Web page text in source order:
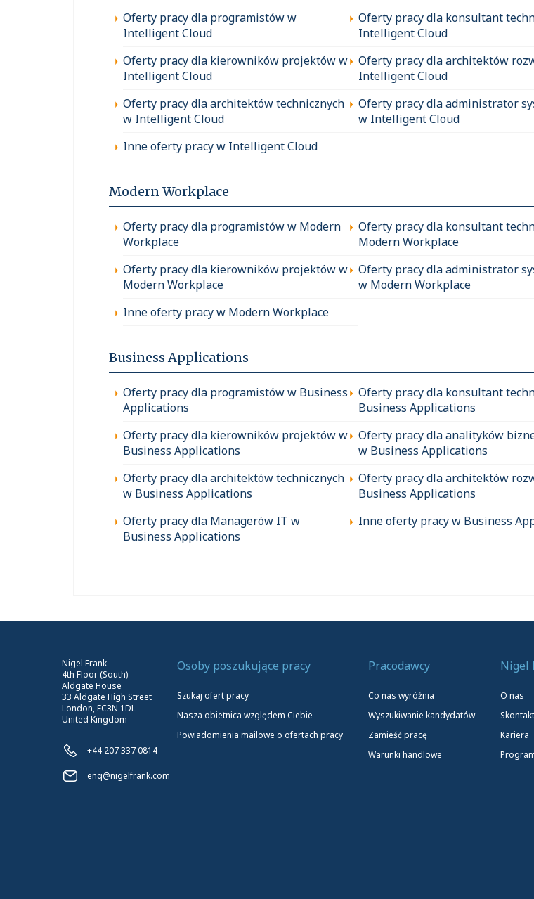
Oferty pracy dla programistów w
Intelligent Cloud
Oferty pracy dla konsultant
Intelligent Cloud
Oferty pracy dla kierowników projektów w
Intelligent Cloud
Oferty pracy dla architektów
Intelligent Cloud
Oferty pracy dla architektów technicznych
w Intelligent Cloud
Oferty pracy dla administrator
w Intelligent Cloud
Inne oferty pracy w Intelligent Cloud
Modern Workplace
Oferty pracy dla programistów w Modern
Workplace
Oferty pracy dla konsultant
Modern Workplace
Oferty pracy dla kierowników projektów w
Modern Workplace
Oferty pracy dla administrator
w Modern Workplace
Inne oferty pracy w Modern Workplace
Business Applications
Oferty pracy dla programistów w Business
Applications
Oferty pracy dla konsultant
Business Applications
Oferty pracy dla kierowników projektów w
Business Applications
Oferty pracy dla analityków
w Business Applications
Oferty pracy dla architektów technicznych
w Business Applications
Oferty pracy dla architektów
Business Applications
Oferty pracy dla Managerów IT w
Business Applications
Inne oferty pracy w Business
Nigel Frank
4th Floor (South)
Aldgate House
33 Aldgate High Street
London, EC3N 1DL
United Kingdom
+44 207 337 0814
enq@nigelfrank.com
Osoby poszukujące pracy
Szukaj ofert pracy
Nasza obietnica względem Ciebie
Powiadomienia mailowe o ofertach pracy
Pracodawcy
Co nas wyróżnia
Wyszukiwanie kandydatów
Zamieść pracę
Warunki handlowe
Nigel
O nas
Kariera